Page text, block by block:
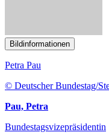
Dokumente
20/1000 -
Feststellung des
2022
| 20 MB —
ein neues Fenster)
Fundstelle im